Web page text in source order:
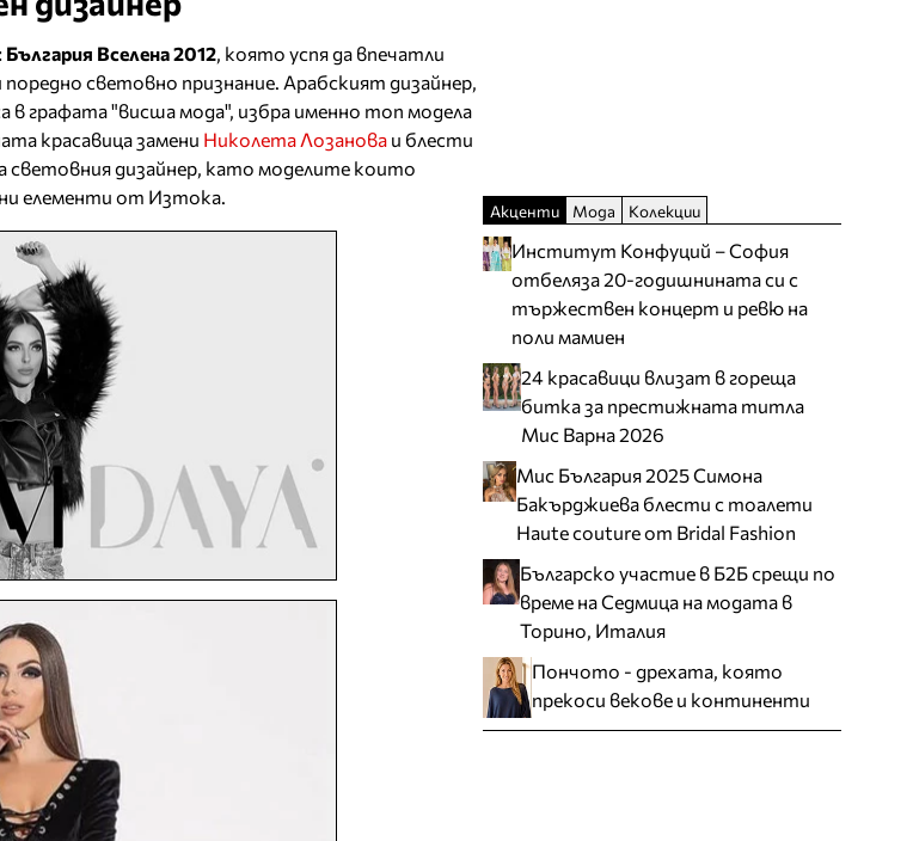
Вселена 2012 , която успя да впечатли
световно признание. Арабският дизайнер,
в графата "висша мода", избра именно топ модела
красавица замени Николета Лозанова и блести
световния дизайнер, като моделите които
елементи от Изтока.
Акценти Мода Колекции
Институт Конфуций – София
отбеляза 20-годишнината си с
тържествен концерт и ревю на
поли мамиен
24 красавици влизат в гореща
битка за престижната титла
Мис Варна 2026
Мис България 2025 Симона
Бакърджиева блести с тоалети
Haute couture от Bridal Fashion
Българско участие в Б2Б срещи по
време на Седмица на модата в
Торино, Италия
Пончото - дрехата, която
прекоси векове и континенти